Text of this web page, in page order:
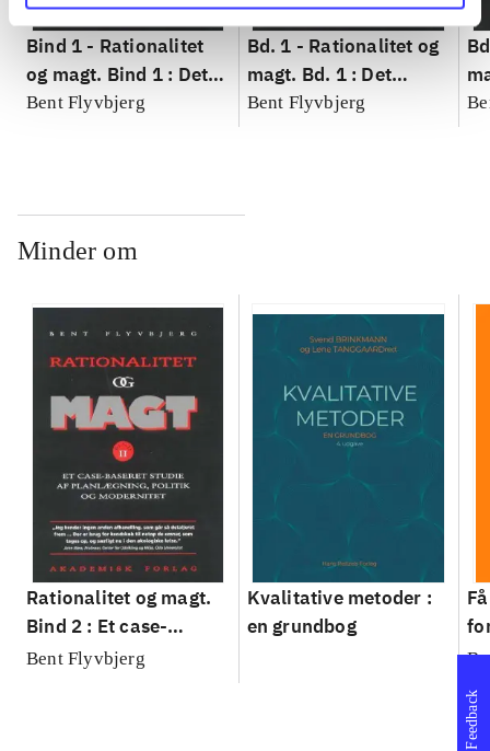
Bind 1 - Rationalitet
og magt. Bind 1 : Det
konkretes videnskab
Bent Flyvbjerg
Bd. 1 - Rationalitet og
magt. Bd. 1 : Det
konkretes videnskab
Bent Flyvbjerg
Minder om
Rationalitet og magt.
Bind 2 : Et case-
baseret studie af
Bent Flyvbjerg
Kvalitative metoder :
en grundbog
Feedback